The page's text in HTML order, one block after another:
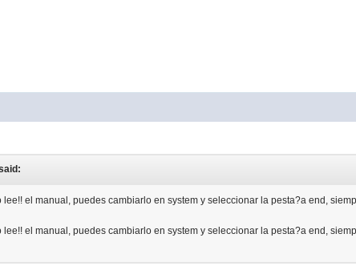
el manual, puedes cambiarlo en system y seleccionar la pesta?a end,
el manual, puedes cambiarlo en system y seleccionar la pesta?a end,